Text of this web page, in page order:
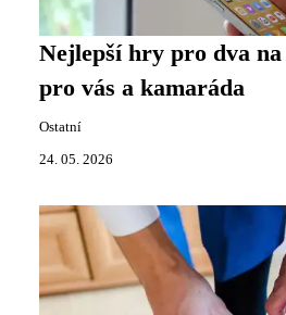
Nejlepší hry pro dva
pro vás a kamaráda
Ostatní
24. 05. 2026